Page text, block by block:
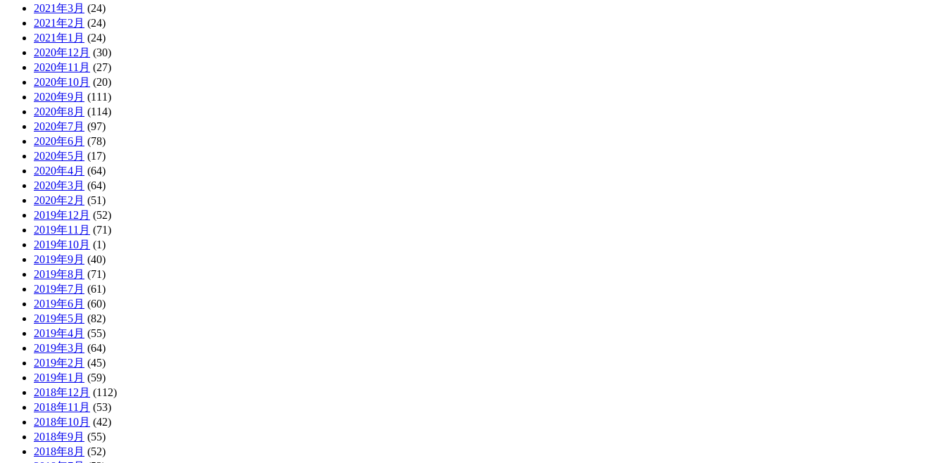
2021年3月 (24)
2021年2月 (24)
2021年1月 (24)
2020年12月 (30)
2020年11月 (27)
2020年10月 (20)
2020年9月 (111)
2020年8月 (114)
2020年7月 (97)
2020年6月 (78)
2020年5月 (17)
2020年4月 (64)
2020年3月 (64)
2020年2月 (51)
2019年12月 (52)
2019年11月 (71)
2019年10月 (1)
2019年9月 (40)
2019年8月 (71)
2019年7月 (61)
2019年6月 (60)
2019年5月 (82)
2019年4月 (55)
2019年3月 (64)
2019年2月 (45)
2019年1月 (59)
2018年12月 (112)
2018年11月 (53)
2018年10月 (42)
2018年9月 (55)
2018年8月 (52)